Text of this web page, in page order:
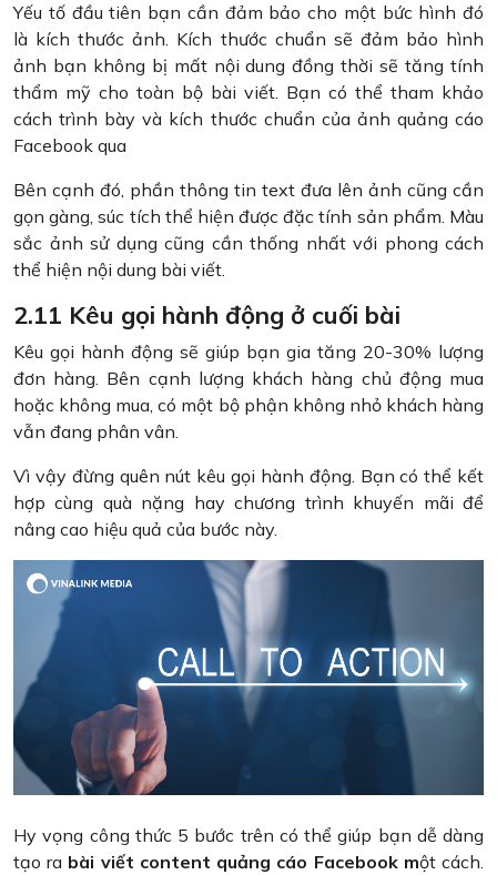
Yếu tố đầu tiên bạn cần đảm bảo cho một bức hình đó
là kích thước ảnh. Kích thước chuẩn sẽ đảm bảo hình
ảnh bạn không bị mất nội dung đồng thời sẽ tăng tính
thẩm mỹ cho toàn bộ bài viết. Bạn có thể tham khảo
cách trình bày và kích thước chuẩn của ảnh quảng cáo
Facebook qua
Bên cạnh đó, phần thông tin text đưa lên ảnh cũng cần
gọn gàng, súc tích thể hiện được đặc tính sản phẩm. Màu
sắc ảnh sử dụng cũng cần thống nhất với phong cách
thể hiện nội dung bài viết.
2.11 Kêu gọi hành động ở cuối bài
Kêu gọi hành động sẽ giúp bạn gia tăng 20-30% lượng
đơn hàng. Bên cạnh lượng khách hàng chủ động mua
hoặc không mua, có một bộ phận không nhỏ khách hàng
vẫn đang phân vân.
Vì vậy đừng quên nút kêu gọi hành động. Bạn có thể kết
hợp cùng quà nặng hay chương trình khuyến mãi để
nâng cao hiệu quả của bước này.
Hy vọng công thức 5 bước trên có thể giúp bạn dễ dàng
tạo ra bài viết content quảng cáo Facebook một cách.